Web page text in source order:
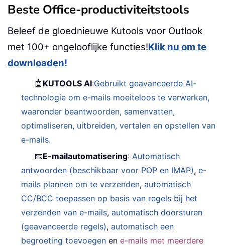
Beste Office-productiviteitstools
Beleef de gloednieuwe Kutools voor Outlook
met 100+ ongelooflijke functies!Klik nu om te
downloaden!
🤖 KUTOOLS AI:Gebruikt geavanceerde AI-
technologie om e-mails moeiteloos te verwerken,
waaronder beantwoorden, samenvatten,
optimaliseren, uitbreiden, vertalen en opstellen van
e-mails.
📧E-mailautomatisering: Automatisch
antwoorden (beschikbaar voor POP en IMAP),e-
mails plannen om te verzenden,automatisch
CC/BCC toepassen op basis van regels bij het
verzenden van e-mails,automatisch doorsturen
(geavanceerde regels),automatisch een
begroeting toevoegen ene-mails met meerdere